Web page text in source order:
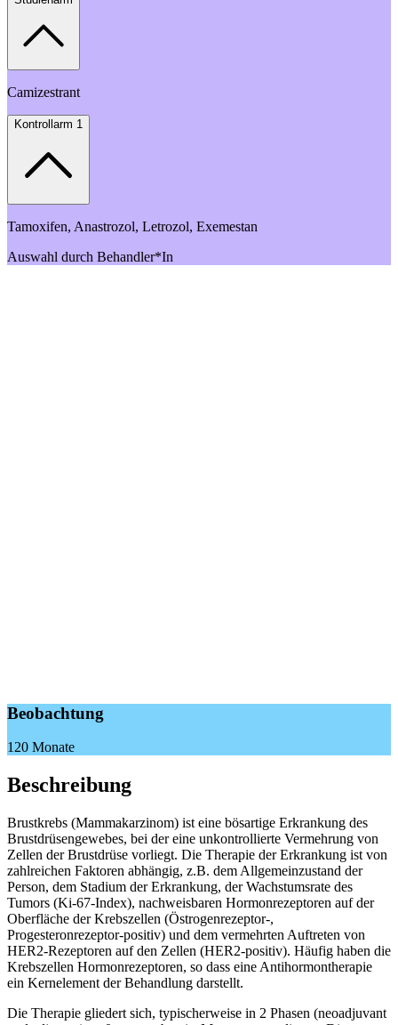
Camizestrant
Kontrollarm 1
Tamoxifen, Anastrozol, Letrozol, Exemestan
Auswahl durch Behandler*In
Beobachtung
120 Monate
Beschreibung
Brustkrebs (Mammakarzinom) ist eine bösartige Erkrankung des
Brustdrüsengewebes, bei der eine unkontrollierte Vermehrung von
Zellen der Brustdrüse vorliegt. Die Therapie der Erkrankung ist von
zahlreichen Faktoren abhängig, z.B. dem Allgemeinzustand der
Person, dem Stadium der Erkrankung, der Wachstumsrate des
Tumors (Ki-67-Index), nachweisbaren Hormonrezeptoren auf der
Oberfläche der Krebszellen (Östrogenrezeptor-,
Progesteronrezeptor-positiv) und dem vermehrten Auftreten von
HER2-Rezeptoren auf den Zellen (HER2-positiv). Häufig haben die
Krebszellen Hormonrezeptoren, so dass eine Antihormontherapie
ein Kernelement der Behandlung darstellt.
Die Therapie gliedert sich, typischerweise in 2 Phasen (neoadjuvant